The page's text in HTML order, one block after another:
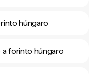
húngaro
a forinto húngaro